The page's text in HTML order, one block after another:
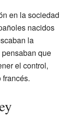
en la sociedad
nacidos
la
que
el control,